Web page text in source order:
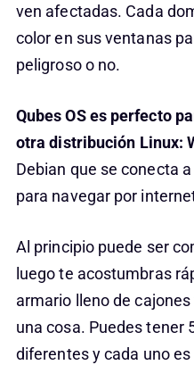
ven afectadas. Cada
color en sus ventanas
peligroso o no.
Qubes OS es perfecto
otra distribución Linux:
Debian que se conecta
para navegar por
Al principio puede ser
luego te acostumbras
armario lleno de
una cosa. Puedes tener
diferentes y cada uno